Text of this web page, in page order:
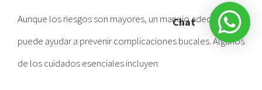
Aunque los riesgos son mayores, un manejo adecuado
puede ayudar a prevenir complicaciones bucales. Algunos
de los cuidados esenciales incluyen:
Chat